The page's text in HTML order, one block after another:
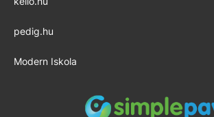
pedig.hu
Modern Iskola